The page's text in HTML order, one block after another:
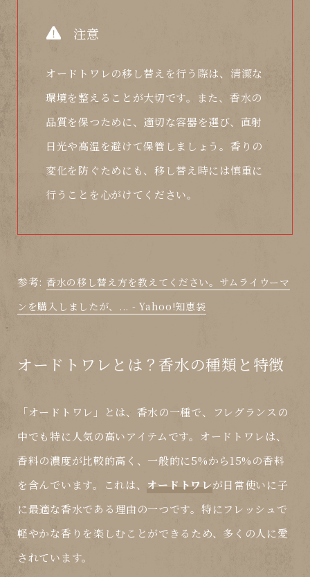
注意
オードトワレの移し替えを行う際は、清潔な
環境を整えることが大切です。また、香水の
品質を保つために、適切な容器を選び、直射
日光や高温を避けて保管しましょう。香りの
変化を防ぐためにも、移し替え時には慎重に
行うことを心がけてください。
参考: 香水の移し替え方を教えてください。サムライウーマ
ンを購入しましたが、... - Yahoo!知恵袋
オードトワレとは？香水の種類と特徴
「オードトワレ」とは、香水の一種で、フレグランスの
中でも特に人気の高いアイテムです。オードトワレは、
香料の濃度が比較的高く、一般的に5%から15%の香料
を含んでいます。これは、 オードトワレが日常使いに子
に最適な香水である理由の一つです。特にフレッシュで
軽やかな香りを楽しむことができるため、多くの人に愛
されています。